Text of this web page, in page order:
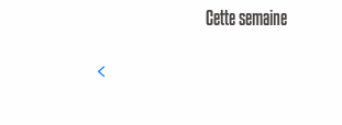
Cette semaine